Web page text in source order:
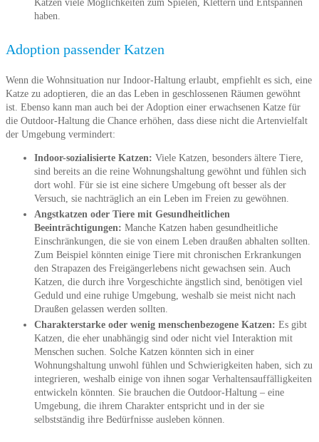
Katzen viele Möglichkeiten zum Spielen, Klettern und Entspannen
haben.
Adoption passender Katzen
Wenn die Wohnsituation nur Indoor-Haltung erlaubt, empfiehlt es sich, eine
Katze zu adoptieren, die an das Leben in geschlossenen Räumen gewöhnt
ist. Ebenso kann man auch bei der Adoption einer erwachsenen Katze für
die Outdoor-Haltung die Chance erhöhen, dass diese nicht die Artenvielfalt
der Umgebung vermindert:
Indoor-sozialisierte Katzen: Viele Katzen, besonders ältere Tiere,
sind bereits an die reine Wohnungshaltung gewöhnt und fühlen sich
dort wohl. Für sie ist eine sichere Umgebung oft besser als der
Versuch, sie nachträglich an ein Leben im Freien zu gewöhnen.
Angstkatzen oder Tiere mit Gesundheitlichen
Beeinträchtigungen: Manche Katzen haben gesundheitliche
Einschränkungen, die sie von einem Leben draußen abhalten sollten.
Zum Beispiel könnten einige Tiere mit chronischen Erkrankungen
den Strapazen des Freigängerlebens nicht gewachsen sein. Auch
Katzen, die durch ihre Vorgeschichte ängstlich sind, benötigen viel
Geduld und eine ruhige Umgebung, weshalb sie meist nicht nach
Draußen gelassen werden sollten.
Charakterstarke oder wenig menschenbezogene Katzen: Es gibt
Katzen, die eher unabhängig sind oder nicht viel Interaktion mit
Menschen suchen. Solche Katzen könnten sich in einer
Wohnungshaltung unwohl fühlen und Schwierigkeiten haben, sich zu
integrieren, weshalb einige von ihnen sogar Verhaltensauffälligkeiten
entwickeln könnten. Sie brauchen die Outdoor-Haltung – eine
Umgebung, die ihrem Charakter entspricht und in der sie
selbstständig ihre Bedürfnisse ausleben können.